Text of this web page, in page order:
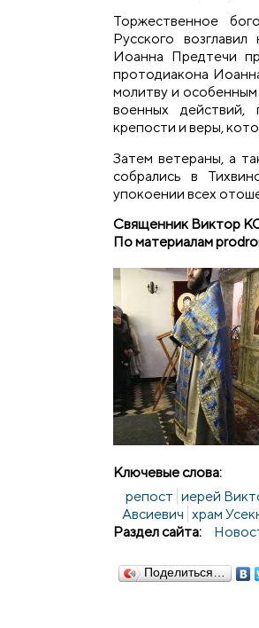
Торжественное
Русского
Иоанна Предтечи
протодиакона
молитву и особенным
военных
крепости и веры,
Затем ветераны, а
собрались в
упокоении всех
Священник Виктор
По материалам
Ключевые слова:
репост иерей
Авсиевич храм
Раздел сайта:
Поделиться…